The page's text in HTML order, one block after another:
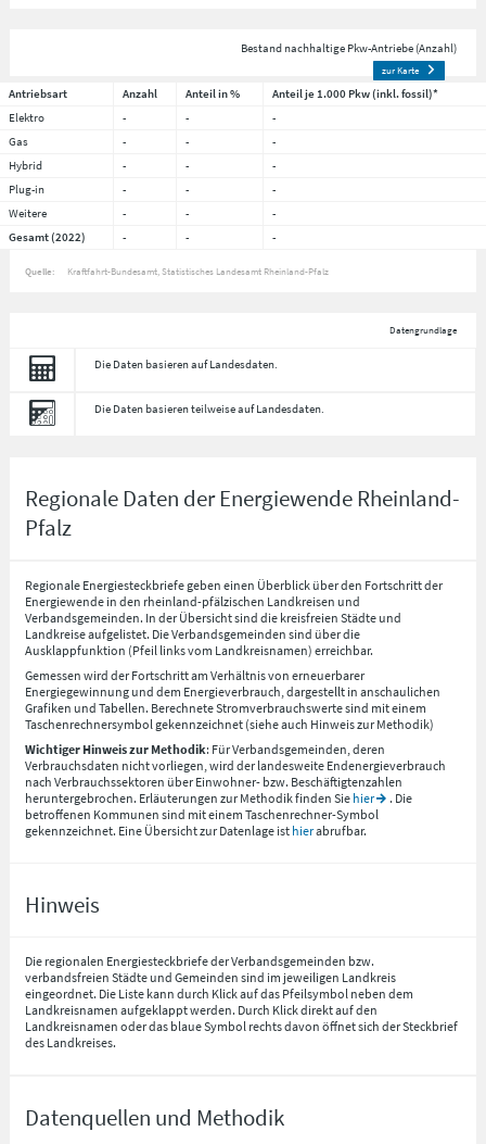
Bestand nachhaltige Pkw-Antriebe (Anzahl)
zur Karte
Antriebsart Anzahl Anteil in %
Anteil je 1.000 Pkw (inkl. fossil)*
Elektro
- -
-
Gas
- -
-
Hybrid
- -
-
Plug-in
- -
-
Weitere
- -
-
Gesamt (2022)
- - -
Quelle: Kraftfahrt-Bundesamt, Statistisches Landesamt Rheinland-Pfalz
Datengrundlage
Die Daten basieren auf Landesdaten.
Die Daten basieren teilweise auf Landesdaten.
Regionale Daten der Energiewende Rheinland-
Pfalz
Regionale Energiesteckbriefe geben einen Überblick über den Fortschritt der
Energiewende in den rheinland-pfälzischen Landkreisen und
Verbandsgemeinden. In der Übersicht sind die kreisfreien Städte und
Landkreise aufgelistet. Die Verbandsgemeinden sind über die
Ausklappfunktion (Pfeil links vom Landkreisnamen) erreichbar.
Gemessen wird der Fortschritt am Verhältnis von erneuerbarer
Energiegewinnung und dem Energieverbrauch, dargestellt in anschaulichen
Grafiken und Tabellen. Berechnete Stromverbrauchswerte sind mit einem
Taschenrechnersymbol gekennzeichnet (siehe auch Hinweis zur Methodik)
Wichtiger Hinweis zur Methodik: Für Verbandsgemeinden, deren
Verbrauchsdaten nicht vorliegen, wird der landesweite Endenergieverbrauch
nach Verbrauchssektoren über Einwohner- bzw. Beschäftigtenzahlen
heruntergebrochen. Erläuterungen zur Methodik finden Sie hier
. Die
betroffenen Kommunen sind mit einem Taschenrechner-Symbol
gekennzeichnet. Eine Übersicht zur Datenlage ist hierabrufbar.
Hinweis
Die regionalen Energiesteckbriefe der Verbandsgemeinden bzw.
verbandsfreien Städte und Gemeinden sind im jeweiligen Landkreis
eingeordnet. Die Liste kann durch Klick auf das Pfeilsymbol neben dem
Landkreisnamen aufgeklappt werden. Durch Klick direkt auf den
Landkreisnamen oder das blaue Symbol rechts davon öffnet sich der Steckbrief
des Landkreises.
Datenquellen und Methodik